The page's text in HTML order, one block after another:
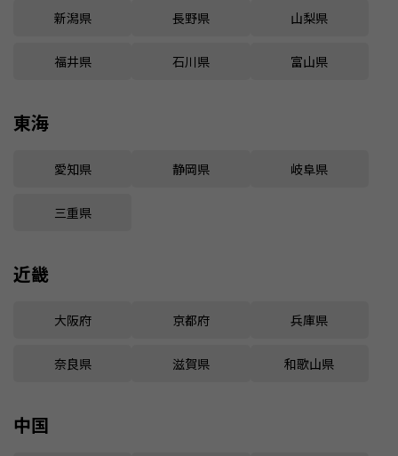
新潟県 長野県 山梨県
福井県 石川県 富山県
東海
愛知県 静岡県 岐阜県
三重県
近畿
大阪府 京都府 兵庫県
奈良県 滋賀県 和歌山県
中国